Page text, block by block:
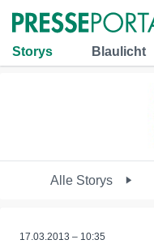
Storys Blaulicht
Alle Storys
17.03.2013 – 10:35